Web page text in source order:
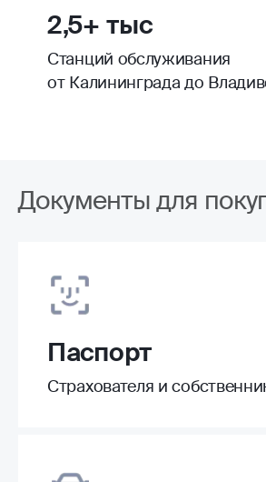
2,5+ тыс
Станций обслуживания
от Калининграда до
Документы для
Паспорт
Страхователя и